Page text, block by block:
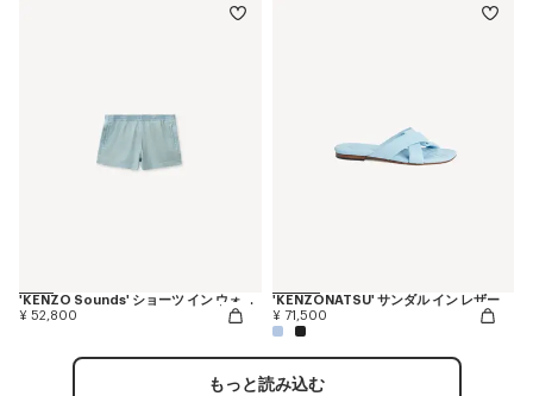
'KENZO Sounds' ショーツ イン ウォッシュド シャンブレー
¥ 52,800
'KENZONATSU' サンダル イン レザー
¥ 71,500
もっと読み込む